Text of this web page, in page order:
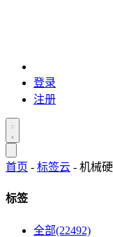
登录
注册
首页 - 标签云 - 机械
标签
全部(22492)